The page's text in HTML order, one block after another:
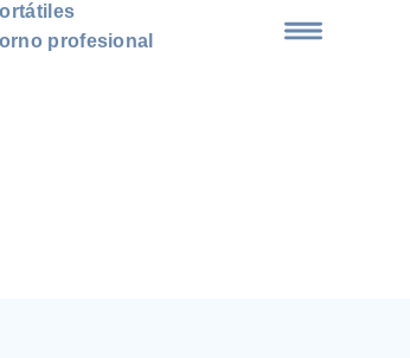
profesional